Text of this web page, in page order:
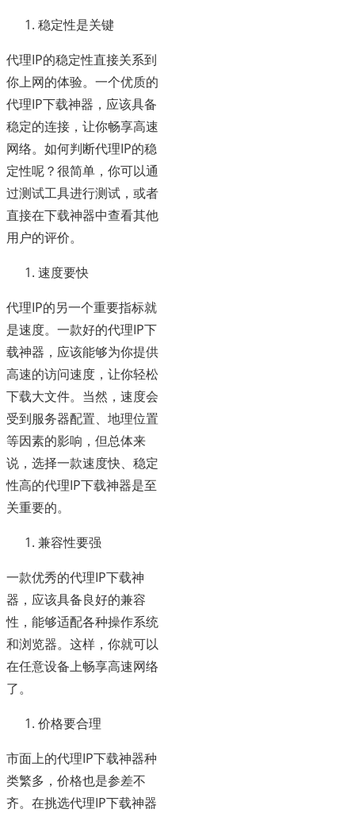
稳定性是关键
代理IP的稳定性直接关系到
你上网的体验。一个优质的
代理IP下载神器，应该具备
稳定的连接，让你畅享高速
网络。如何判断代理IP的稳
定性呢？很简单，你可以通
过测试工具进行测试，或者
直接在下载神器中查看其他
用户的评价。
速度要快
代理IP的另一个重要指标就
是速度。一款好的代理IP下
载神器，应该能够为你提供
高速的访问速度，让你轻松
下载大文件。当然，速度会
受到服务器配置、地理位置
等因素的影响，但总体来
说，选择一款速度快、稳定
性高的代理IP下载神器是至
关重要的。
兼容性要强
一款优秀的代理IP下载神
器，应该具备良好的兼容
性，能够适配各种操作系统
和浏览器。这样，你就可以
在任意设备上畅享高速网络
了。
价格要合理
市面上的代理IP下载神器种
类繁多，价格也是参差不
齐。在挑选代理IP下载神器